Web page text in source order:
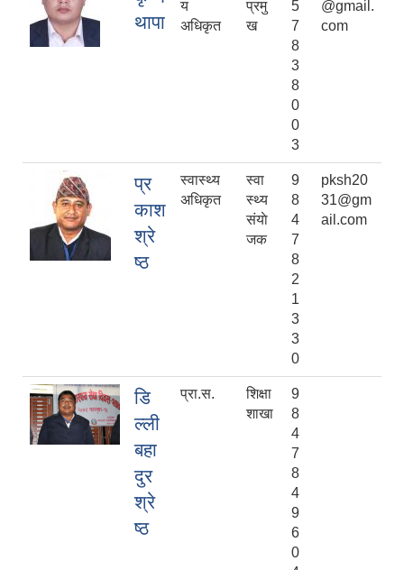
थापा
य
अधिकृत
प्रमु
ख
5
7
8
3
8
0
0
3
@gmail.
com
प्र
काश
श्रे
ष्ठ
स्वास्थ्य
अधिकृत
स्वा
स्थ्य
संयाे
जक
9
8
4
7
8
2
1
3
3
0
pksh20
31@gm
ail.com
डि
ल्ली
बहा
दुर
श्रे
ष्ठ
प्रा.स.
शिक्षा
शाखा
9
8
4
7
8
4
9
6
0